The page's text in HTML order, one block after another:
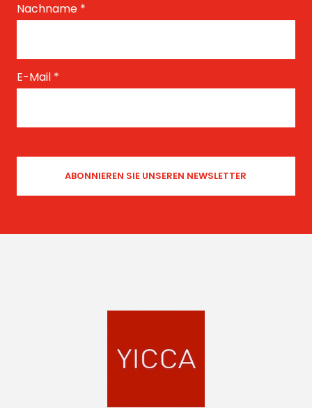
Nachname *
E-Mail *